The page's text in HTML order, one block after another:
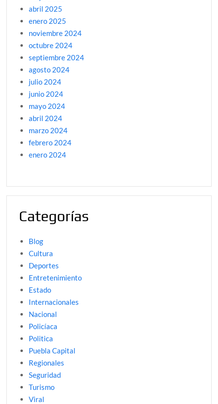
abril 2025
enero 2025
noviembre 2024
octubre 2024
septiembre 2024
agosto 2024
julio 2024
junio 2024
mayo 2024
abril 2024
marzo 2024
febrero 2024
enero 2024
Categorías
Blog
Cultura
Deportes
Entretenimiento
Estado
Internacionales
Nacional
Policíaca
Politica
Puebla Capital
Regionales
Seguridad
Turismo
Viral